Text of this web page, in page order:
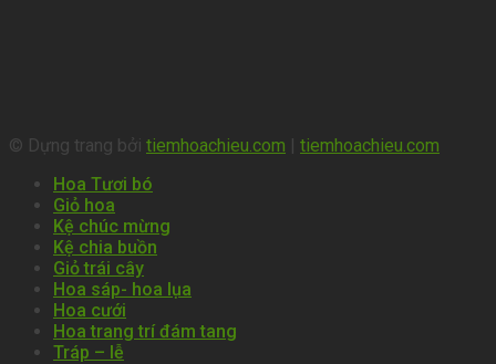
© Dựng trang bởi tiemhoachieu.com | tiemhoachieu.com
Hoa Tươi bó
Giỏ hoa
Kệ chúc mừng
Kệ chia buồn
Giỏ trái cây
Hoa sáp- hoa lụa
Hoa cưới
Hoa trang trí đám tang
Tráp – lễ